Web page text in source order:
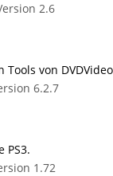
2.6
von
6.2.7
PS3.
1.72